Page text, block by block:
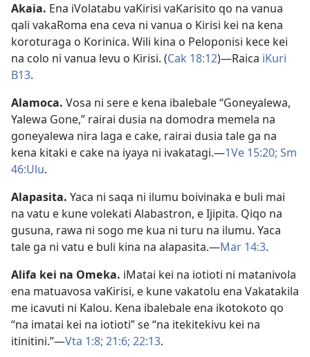
Akaia. Ena iVolatabu vaKirisi vaKarisito qo na vanua
qali vakaRoma ena ceva ni vanua o Kirisi kei na kena
koroturaga o Korinica. Wili kina o Peloponisi kece kei
na colo ni vanua levu o Kirisi. (Cak 18:12)​—Raica iKuri
B13.
Alamoca. Vosa ni sere e kena ibalebale “Goneyalewa,
Yalewa Gone,” rairai dusia na domodra memela na
goneyalewa nira laga e cake, rairai dusia tale ga na
kena kitaki e cake na iyaya ni ivakatagi.​—1Ve 15:20; Sm
46:Ulu.
Alapasita. Yaca ni saqa ni ilumu boivinaka e buli mai
na vatu e kune volekati Alabastron, e Ijipita. Qiqo na
gusuna, rawa ni sogo me kua ni turu na ilumu. Yaca
tale ga ni vatu e buli kina na alapasita.​—Mar 14:3.
Alifa kei na Omeka. iMatai kei na iotioti ni matanivola
ena matuavosa vaKirisi, e kune vakatolu ena Vakatakila
me icavuti ni Kalou. Kena ibalebale ena ikotokoto qo
“na imatai kei na iotioti” se “na itekitekivu kei na
itinitini.”​—Vta 1:8; 21:6; 22:13.